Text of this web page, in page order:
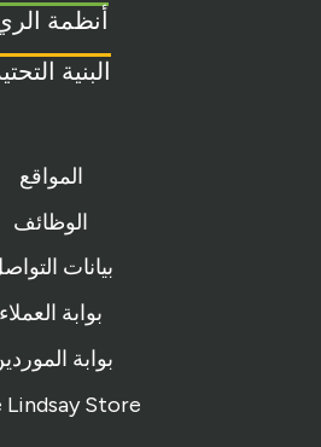
أنظمة
البنية
المواقع
الوظائف
بيانات
بوابة العملاء
بوابة
Lindsay Store